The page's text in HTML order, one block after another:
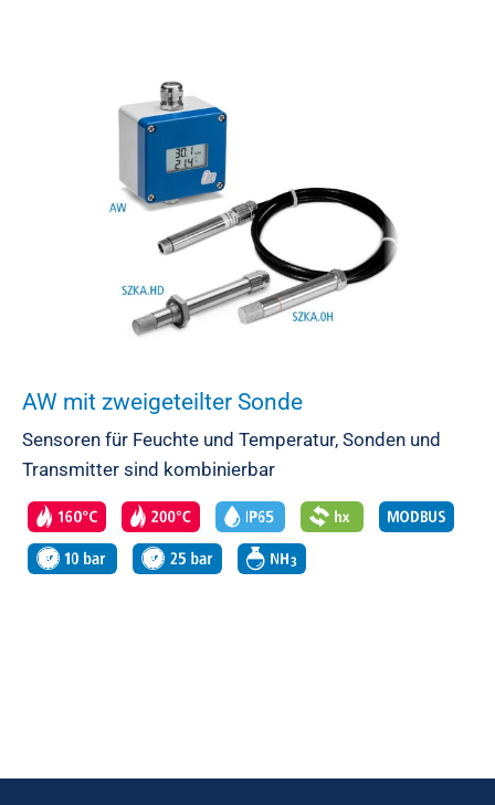
AW mit zweigeteilter Sonde
Sensoren für Feuchte und Temperatur, Sonden und
Transmitter sind kombinierbar